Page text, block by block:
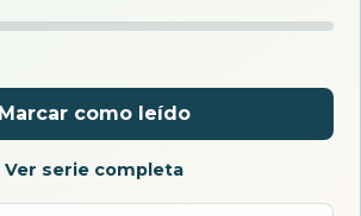
Marcar como leído
Ver serie completa